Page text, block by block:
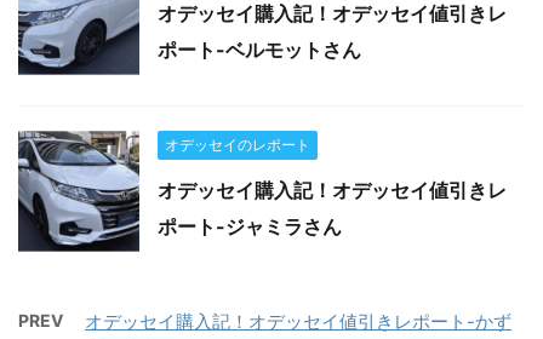
オデッセイ購入記！オデッセイ値引きレ
ポート-ベルモットさん
オデッセイのレポート
オデッセイ購入記！オデッセイ値引きレ
ポート-ジャミラさん
PREV
オデッセイ購入記！オデッセイ値引きレポート-かず